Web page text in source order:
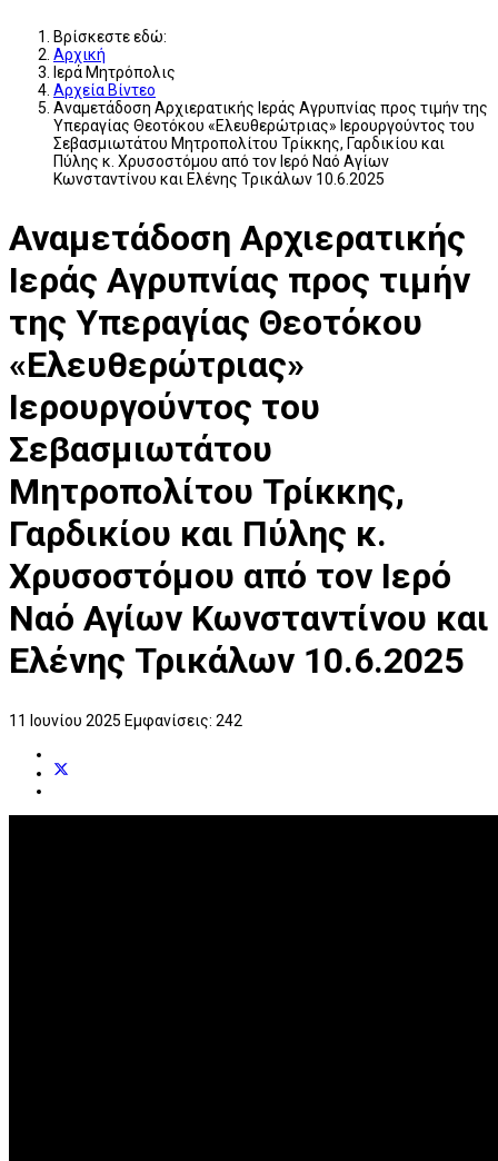
Βρίσκεστε εδώ:
Αρχική
Ιερά Μητρόπολις
Αρχεία Βίντεο
Αναμετάδοση Αρχιερατικής Ιεράς Αγρυπνίας προς τιμήν της
Υπεραγίας Θεοτόκου «Ελευθερώτριας» Ιερουργούντος του
Σεβασμιωτάτου Μητροπολίτου Τρίκκης, Γαρδικίου και
Πύλης κ. Χρυσοστόμου από τον Ιερό Ναό Αγίων
Κωνσταντίνου και Ελένης Τρικάλων 10.6.2025
Αναμετάδοση Αρχιερατικής
Ιεράς Αγρυπνίας προς τιμήν
της Υπεραγίας Θεοτόκου
«Ελευθερώτριας»
Ιερουργούντος του
Σεβασμιωτάτου
Μητροπολίτου Τρίκκης,
Γαρδικίου και Πύλης κ.
Χρυσοστόμου από τον Ιερό
Ναό Αγίων Κωνσταντίνου και
Ελένης Τρικάλων 10.6.2025
11 Ιουνίου 2025 Εμφανίσεις: 242